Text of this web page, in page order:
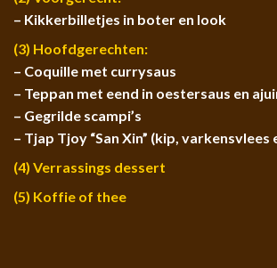
– Kikkerbilletjes in boter en look
(3) Hoofdgerechten:
– Coquille met currysaus
– Teppan met eend in oestersaus en
– Gegrilde scampi’s
– Tjap Tjoy “San Xin” (kip, varkensvlees
(4) Verrassings dessert
(5) Koffie of thee